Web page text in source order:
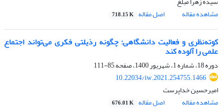
مشاهده مقاله
اصل مقاله 718.15 K
کوته‌نظری و فعالیت دانشگاهی: چگونه رذیلتی فکری می‌تواند اجتماع
علمی را آلوده کند
دوره 18، شماره 1، شهریور 1400، صفحه
85-111
10.22034/iw.2021.254755.1466
امیرحسین خداپرست
مشاهده مقاله
اصل مقاله 676.01 K